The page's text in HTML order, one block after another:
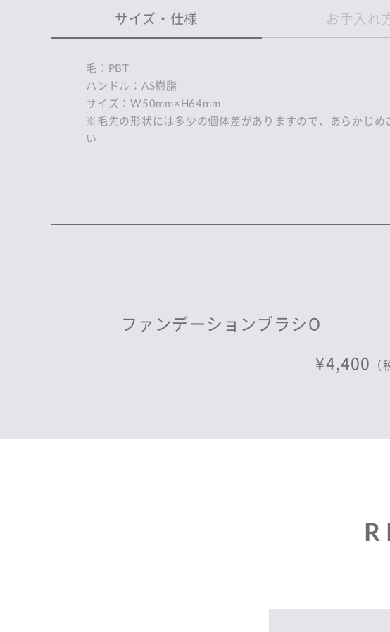
サイズ・仕様
毛：PBT
ハンドル：AS樹脂
サイズ：W50mm×H64mm
※毛先の形状には多少の個体差がありますので、あらかじめ
い
お手入れ
ファンデーションブラシO
¥4,400 （